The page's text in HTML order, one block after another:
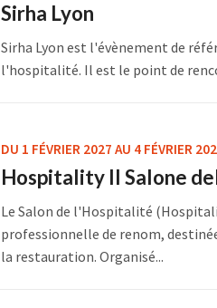
Sirha Lyon
Sirha Lyon est l'évènement de
l'hospitalité. Il est le point de
DU 1 FÉVRIER 2027 AU 4 FÉVRIER
Hospitality Il Salone
Le Salon de l'Hospitalité
professionnelle de renom,
la restauration. Organisé...